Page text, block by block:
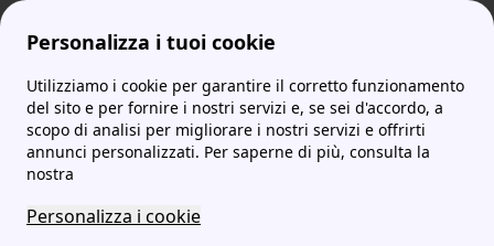
Personalizza i tuoi cookie
Utilizziamo i cookie per garantire il corretto funzionamento
del sito e per fornire i nostri servizi e, se sei d'accordo, a
scopo di analisi per migliorare i nostri servizi e offrirti
annunci personalizzati. Per saperne di più, consulta la
nostra
Personalizza i cookie
ProntoBolletta Cos'è l'alloggiamento del contatore? Tutte le informazioni utili
Cos'è l'alloggiamento del
contatore? Tutte le
informazioni utili